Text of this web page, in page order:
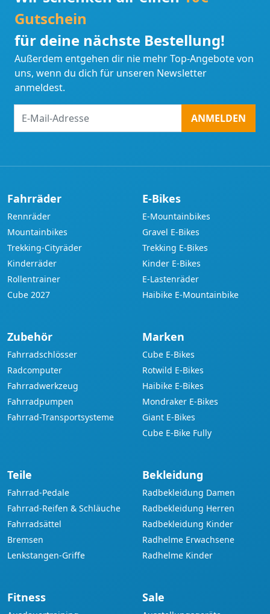
Gutschein
für deine nächste Bestellung!
Außerdem entgehen dir nie mehr Top-Angebote von
uns, wenn du dich für unseren Newsletter
anmeldest.
Mail-
ANMELDEN
Fahrräder
Rennräder
Mountainbikes
Trekking-Cityräder
Kinderräder
Rollentrainer
Cube 2027
E-Bikes
E-Mountainbikes
Gravel E-Bikes
Trekking E-Bikes
Kinder E-Bikes
E-Lastenräder
Haibike E-Mountainbike
Zubehör
Fahrradschlösser
Radcomputer
Fahrradwerkzeug
Fahrradpumpen
Fahrrad-Transportsysteme
Marken
Cube E-Bikes
Rotwild E-Bikes
Haibike E-Bikes
Mondraker E-Bikes
Giant E-Bikes
Cube E-Bike Fully
Teile
Fahrrad-Pedale
Fahrrad-Reifen & Schläuche
Fahrradsättel
Bremsen
Lenkstangen-Griffe
Bekleidung
Radbekleidung Damen
Radbekleidung Herren
Radbekleidung Kinder
Radhelme Erwachsene
Radhelme Kinder
Fitness Sale